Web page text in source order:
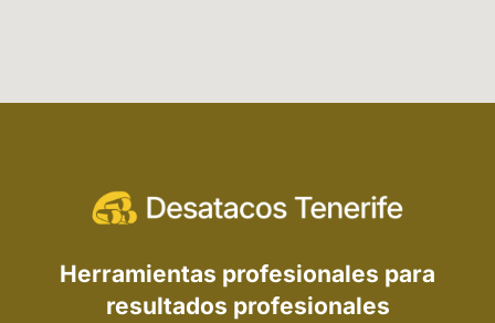
Herramientas profesionales para
resultados profesionales